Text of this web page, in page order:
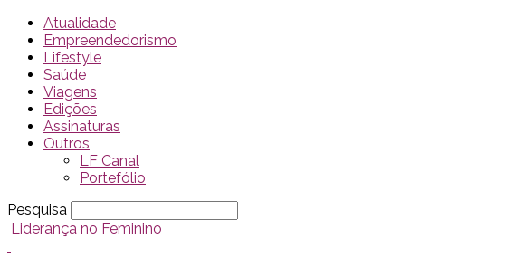
Atualidade
Empreendedorismo
Lifestyle
Saúde
Viagens
Edições
Assinaturas
Outros
LF Canal
Portefólio
Pesquisa
Liderança no Feminino